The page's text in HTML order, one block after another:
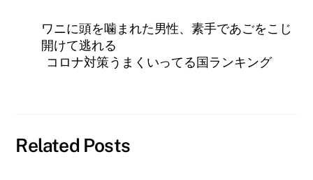
k
で
共
有
す
る
て
く
だ
w
i
t
t
e
r
ウ
ィ
ン
刷
(
新
し
い
ウ
す
)
ワニに頭を噛まれた男性、素手であごをこじ
開けて逃れる
コロナ対策うまくいってる国ランキング
Related Posts